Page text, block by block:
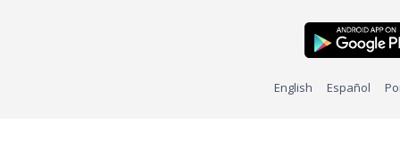
English Español